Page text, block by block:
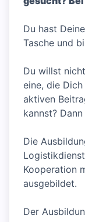
Du hast
Tasche und
Du willst
eine, die
aktiven
kannst?
Die
Kooperation
ausgebildet.
Der